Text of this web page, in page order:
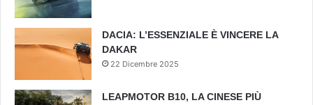
DACIA: L’ESSENZIALE È VINCERE LA
DAKAR
22 Dicembre 2025
LEAPMOTOR B10, LA CINESE PIÙ